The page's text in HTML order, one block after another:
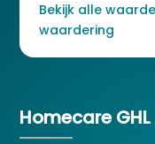
Bekijk alle
waardering
Homecare GHL